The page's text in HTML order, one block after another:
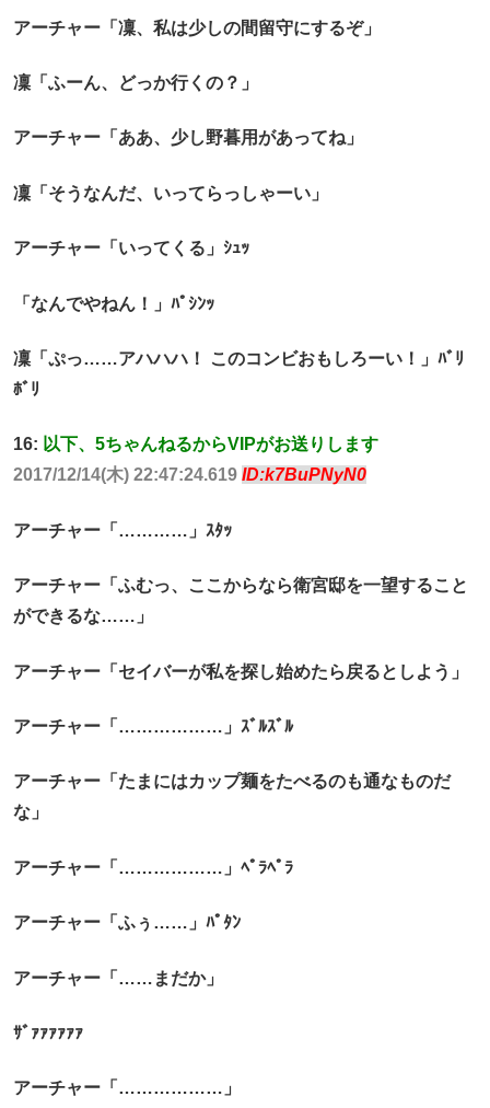
アーチャー「凜、私は少しの間留守にするぞ」
凜「ふーん、どっか行くの？」
アーチャー「ああ、少し野暮用があってね」
凜「そうなんだ、いってらっしゃーい」
アーチャー「いってくる」ｼｭｯ
「なんでやねん！」ﾊﾟｼﾝｯ
凜「ぷっ……アハハハ！ このコンビおもしろーい！」ﾊﾞﾘ
ﾎﾞﾘ
16: 以下、5ちゃんねるからVIPがお送りします
2017/12/14(木) 22:47:24.619 ID:k7BuPNyN0
アーチャー「…………」ｽﾀｯ
アーチャー「ふむっ、ここからなら衛宮邸を一望すること
ができるな……」
アーチャー「セイバーが私を探し始めたら戻るとしよう」
アーチャー「………………」ｽﾞﾙｽﾞﾙ
アーチャー「たまにはカップ麺をたべるのも通なものだ
な」
アーチャー「………………」ﾍﾟﾗﾍﾟﾗ
アーチャー「ふぅ……」ﾊﾟﾀﾝ
アーチャー「……まだか」
ｻﾞｧｧｧｧｧｧ
アーチャー「………………」